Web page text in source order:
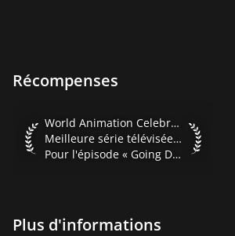
Récompenses
World Animation Celebration 2001
World Animation Celebration 2001
Meilleure série télévisée en prime time
Pour l'épisode « Going Dutch »
Plus d'informations